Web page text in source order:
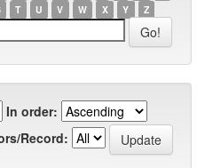
T U V W X Y Z
In order:
Record: